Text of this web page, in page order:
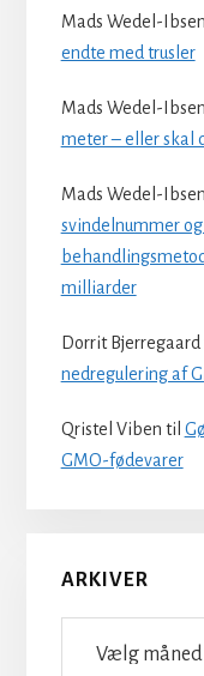
Mads Wedel-Ibsen
endte med trusler
Mads Wedel-Ibsen
meter – eller skal
Mads Wedel-Ibsen
svindelnummer
milliarder
Dorrit Bjerregaard
nedregulering af
Qristel Viben til
GMO-fødevarer
ARKIVER